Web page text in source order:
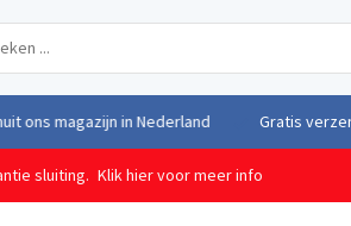
magazijn in Nederland Gratis
sluiting. Klik hier voor meer info